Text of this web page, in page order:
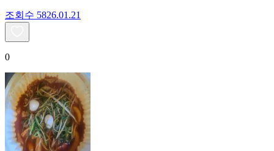
조회수 5826.01.21
0